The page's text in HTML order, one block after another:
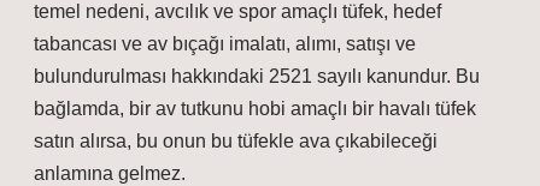
temel nedeni, avcılık ve spor amaçlı tüfek, hedef
tabancası ve av bıçağı imalatı, alımı, satışı ve
bulundurulması hakkındaki 2521 sayılı kanundur. Bu
bağlamda, bir av tutkunu hobi amaçlı bir havalı tüfek
satın alırsa, bu onun bu tüfekle ava çıkabileceği
anlamına gelmez.